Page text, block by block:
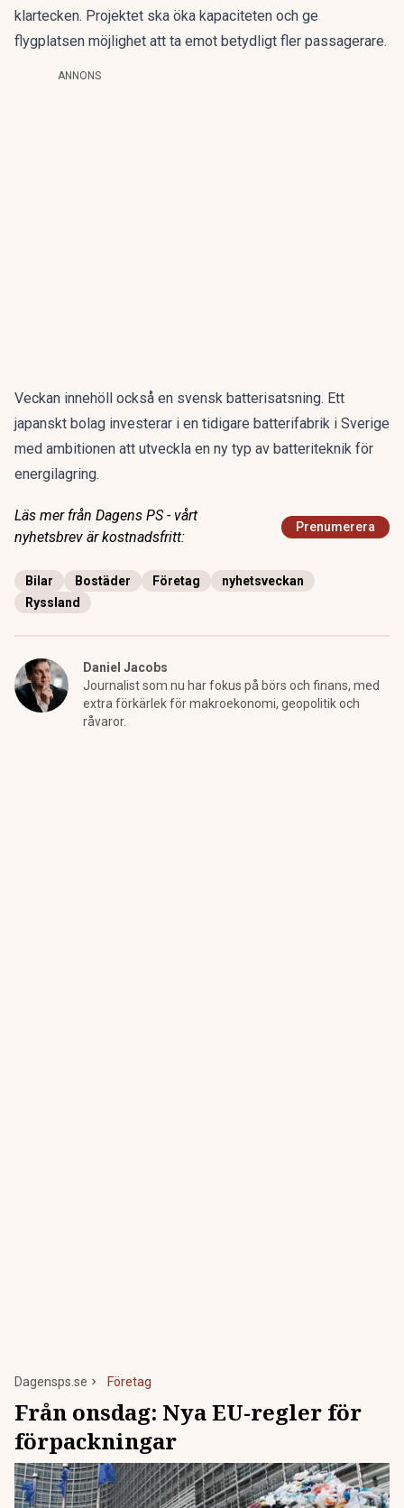
klartecken. Projektet ska öka kapaciteten och ge
flygplatsen möjlighet att ta emot betydligt fler passagerare.
ANNONS
Veckan innehöll också en svensk batterisatsning. Ett
japanskt bolag investerar i en tidigare batterifabrik i Sverige
med ambitionen att utveckla en ny typ av batteriteknik för
energilagring.
Läs mer från Dagens PS - vårt
nyhetsbrev är kostnadsfritt:
Prenumerera
Bilar Bostäder Företag
nyhetsveckan
Ryssland
Daniel Jacobs
Journalist som nu har fokus på börs och finans, med
extra förkärlek för makroekonomi, geopolitik och
råvaror.
Dagensps.se Företag
Från onsdag: Nya EU-regler för
förpackningar